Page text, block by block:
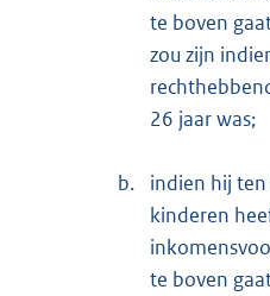
te boven
zou zijn
26 jaar was;
b.
indien hij
kinderen
te boven